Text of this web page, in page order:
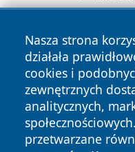
Nasza strona
działała
cookies i
zewnętrznych
analitycznych,
przetwarzane
Copyright © 2026
zastrzeżone.